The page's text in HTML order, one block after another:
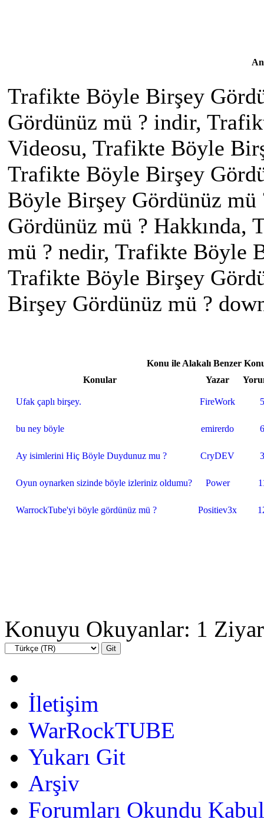
Trafikte Böyle Birşey
Gördünüz mü ? indir,
Videosu, Trafikte Böyle
Trafikte Böyle Birşey
Böyle Birşey Gördünüz
Gördünüz mü ?
mü ? nedir, Trafikte Böyle
Trafikte Böyle Birşey
Birşey Gördünüz mü ?
Konu ile Alakalı Benzer
Konular
Yazar
Ufak çaplı birşey. FireWork 5
bu ney böyle emirerdo 6
Ay isimlerini Hiç Böyle Duydunuz mu ? CryDEV 3
Oyun oynarken sizinde böyle izleriniz oldumu? Power
WarrockTube'yi böyle gördünüz mü ? Positiev3x
Konuyu Okuyanlar: 1
İletişim
WarRockTUBE
Yukarı Git
Arşiv
Forumları Okundu